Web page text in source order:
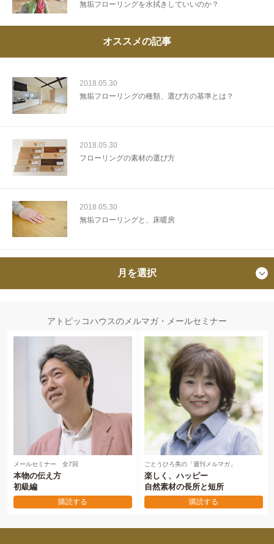
無垢フローリングを水拭きしていいのか？
オススメの記事
2018.05.30
無垢フローリングの種類、選び方の基準とは？
2018.05.30
フローリングの素材の選び方
2018.05.30
無垢フローリングと、床暖房
月を選択
アトピッコハウスのメルマガ・メールセミナー
メールセミナー 全7回
本物の伝え方
初級編
購読する
ごとうひろ美の「週刊メルマガ」
楽しく、ハッピー
自然素材の長所と短所
購読する